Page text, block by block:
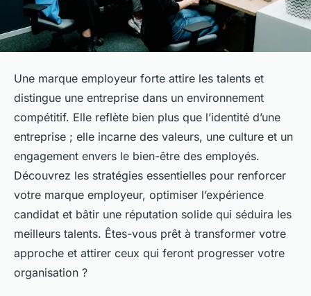
Une marque employeur forte attire les talents et
distingue une entreprise dans un environnement
compétitif. Elle reflète bien plus que l’identité d’une
entreprise ; elle incarne des valeurs, une culture et un
engagement envers le bien-être des employés.
Découvrez les stratégies essentielles pour renforcer
votre marque employeur, optimiser l’expérience
candidat et bâtir une réputation solide qui séduira les
meilleurs talents. Êtes-vous prêt à transformer votre
approche et attirer ceux qui feront progresser votre
organisation ?